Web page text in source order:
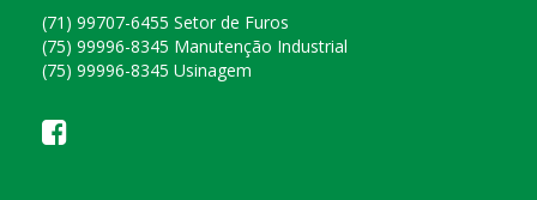
(71) 99707-6455 Setor de Furos
(75) 99996-8345 Manutenção Industrial
(75) 99996-8345 Usinagem